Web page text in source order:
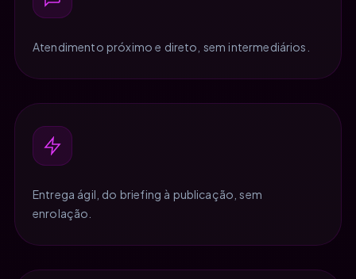
Atendimento próximo e direto, sem intermediários.
Entrega ágil, do briefing à publicação, sem
enrolação.